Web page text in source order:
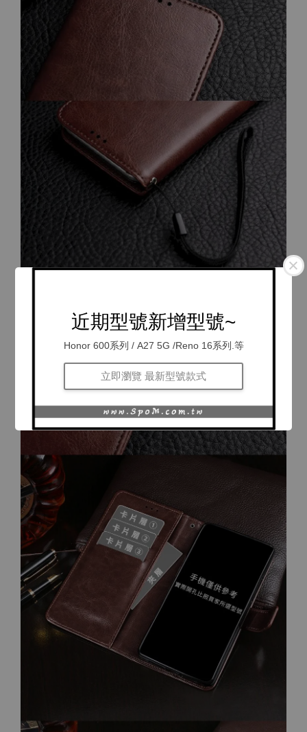
近期型號新增型號~
Honor 600系列 / A27 5G /Reno 16系列.等
立即瀏覽 最新型號款式